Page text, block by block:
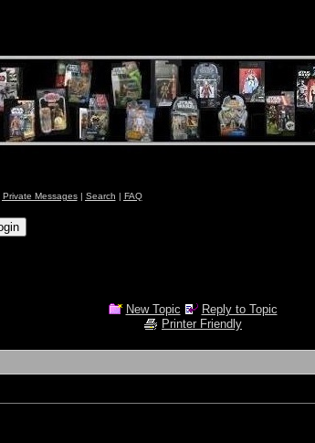
Private Messages| Search | FAQ
New Topic
Reply to Topic
Printer Friendly